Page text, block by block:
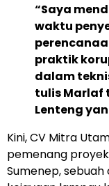
“Saya
waktu
praktik
dalam
tulis Marlaf
Lenteng
Kini, CV Mitra
pemenang
Sumenep,